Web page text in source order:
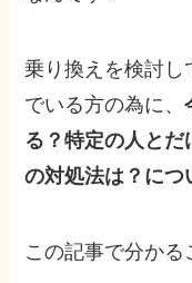
乗り換えを検討し
でいる方の為に、
る？特定の人とだ
の対処法は？につ
この記事で分かる